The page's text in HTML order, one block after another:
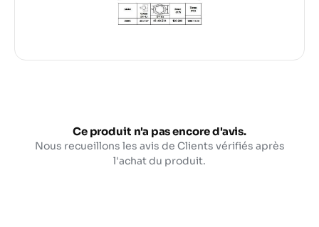
Ce produit n'a pas encore d'avis.
Nous recueillons les avis de Clients vérifiés après
l'achat du produit.